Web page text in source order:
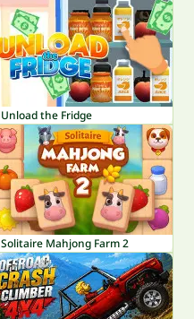
Unload the Fridge
Solitaire Mahjong Farm 2